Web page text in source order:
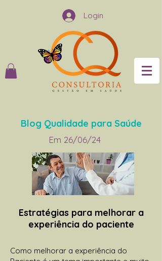
Login
Blog Qualidade para Saúde
Em 26/06/24
Estratégias para melhorar a
experiência do paciente
Como melhorar a experiência do